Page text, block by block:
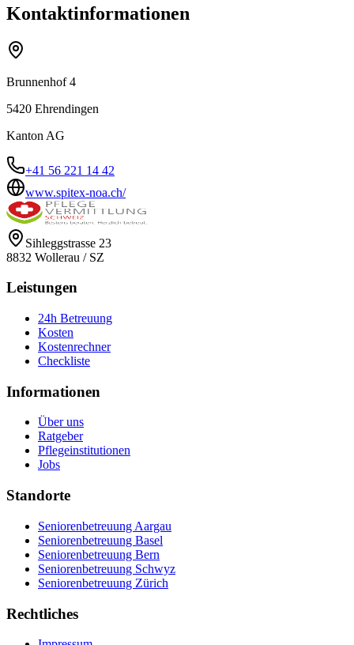
Kontaktinformationen
Brunnenhof 4
5420 Ehrendingen
Kanton AG
+41 56 221 14 42
www.spitex-noa.ch/
Sihleggstrasse 23
8832 Wollerau / SZ
Leistungen
24h Betreuung
Kosten
Kostenrechner
Checkliste
Informationen
Über uns
Ratgeber
Pflegeinstitutionen
Jobs
Standorte
Seniorenbetreuung Aargau
Seniorenbetreuung Basel
Seniorenbetreuung Bern
Seniorenbetreuung Schwyz
Seniorenbetreuung Zürich
Rechtliches